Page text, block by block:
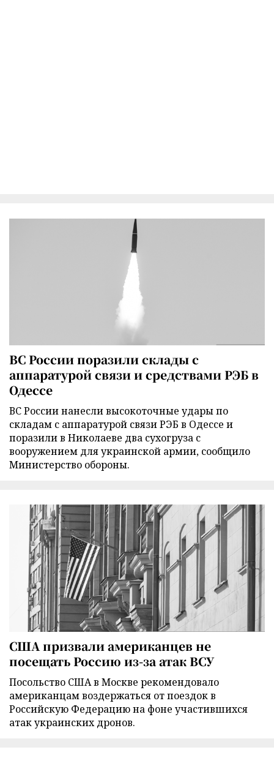
ВС России поразили склады с
аппаратурой связи и средствами РЭБ в
Одессе
ВС России нанесли высокоточные удары по
складам с аппаратурой связи РЭБ в Одессе и
поразили в Николаеве два сухогруза с
вооружением для украинской армии, сообщило
Министерство обороны.
США призвали американцев не
посещать Россию из-за атак ВСУ
Посольство США в Москве рекомендовало
американцам воздержаться от поездок в
Российскую Федерацию на фоне участившихся
атак украинских дронов.